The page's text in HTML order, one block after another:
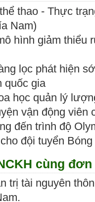
thao - Thực
Nam)
hình giảm thiểu
lọc phát hiện
quốc gia
học quản lý
vận động
đến trình độ
đội tuyển
cùng
trị tài nguyên